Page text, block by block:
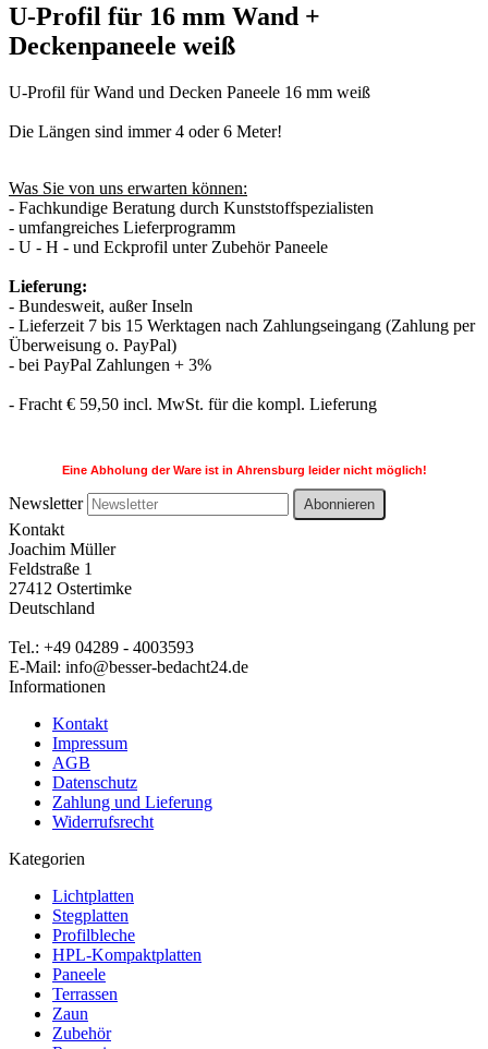
U-Profil für 16 mm Wand +
Deckenpaneele weiß
U-Profil für Wand und Decken Paneele 16 mm weiß
Die Längen sind immer 4 oder 6 Meter!
Was Sie von uns erwarten können:
- Fachkundige Beratung durch Kunststoffspezialisten
- umfangreiches Lieferprogramm
- U - H - und Eckprofil unter Zubehör Paneele
Lieferung:
- Bundesweit, außer Inseln
- Lieferzeit 7 bis 15 Werktagen nach Zahlungseingang (Zahlung per
Überweisung o. PayPal)
- bei PayPal Zahlungen + 3%
- Fracht € 59,50 incl. MwSt. für die kompl. Lieferung
Eine Abholung der Ware ist in Ahrensburg leider nicht möglich!
Newsletter Abonnieren
Kontakt
Joachim Müller
Feldstraße 1
27412 Ostertimke
Deutschland
Tel.: +49 04289 - 4003593
E-Mail: info@besser-bedacht24.de
Informationen
Kontakt
Impressum
AGB
Datenschutz
Zahlung und Lieferung
Widerrufsrecht
Kategorien
Lichtplatten
Stegplatten
Profilbleche
HPL-Kompaktplatten
Paneele
Terrassen
Zaun
Zubehör